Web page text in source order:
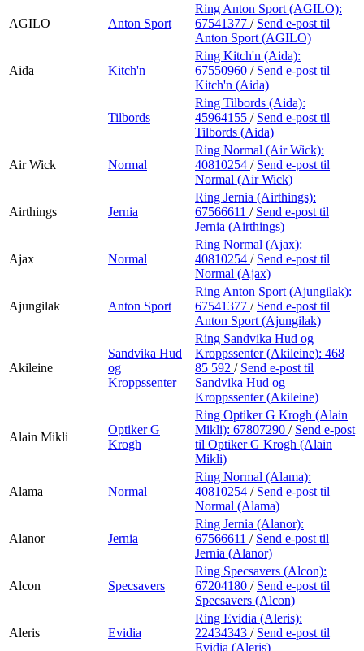
AGILO Anton Sport
Ring Anton Sport (AGILO):
67541377 / Send e-post til
Anton Sport (AGILO)
Aida Kitch'n
Ring Kitch'n (Aida):
67550960 / Send e-post til
Kitch'n (Aida)
Tilbords
Ring Tilbords (Aida):
45964155 / Send e-post til
Tilbords (Aida)
Air Wick Normal
Ring Normal (Air Wick):
40810254 / Send e-post til
Normal (Air Wick)
Airthings Jernia
Ring Jernia (Airthings):
67566611 / Send e-post til
Jernia (Airthings)
Ajax Normal
Ring Normal (Ajax):
40810254 / Send e-post til
Normal (Ajax)
Ajungilak Anton Sport
Ring Anton Sport (Ajungilak):
67541377 / Send e-post til
Anton Sport (Ajungilak)
Akileine
Sandvika Hud
og
Kroppssenter
Ring Sandvika Hud og
Kroppssenter (Akileine): 468
85 592 / Send e-post til
Sandvika Hud og
Kroppssenter (Akileine)
Alain Mikli
Optiker G
Krogh
Ring Optiker G Krogh (Alain
Mikli): 67807290 / Send e-post
til Optiker G Krogh (Alain
Mikli)
Alama Normal
Ring Normal (Alama):
40810254 / Send e-post til
Normal (Alama)
Alanor Jernia
Ring Jernia (Alanor):
67566611 / Send e-post til
Jernia (Alanor)
Alcon Specsavers
Ring Specsavers (Alcon):
67204180 / Send e-post til
Specsavers (Alcon)
Aleris Evidia
Ring Evidia (Aleris):
22434343 / Send e-post til
Evidia (Aleris)